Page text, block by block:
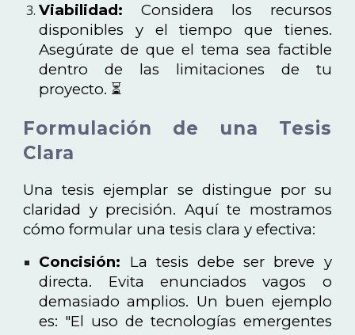
Viabilidad: Considera los recursos
disponibles y el tiempo que tienes.
Asegúrate de que el tema sea factible
dentro de las limitaciones de tu
proyecto. ⏳
Formulación de una Tesis
Clara
Una tesis ejemplar se distingue por su
claridad y precisión. Aquí te mostramos
cómo formular una tesis clara y efectiva:
Concisión: La tesis debe ser breve y
directa. Evita enunciados vagos o
demasiado amplios. Un buen ejemplo
es: "El uso de tecnologías emergentes